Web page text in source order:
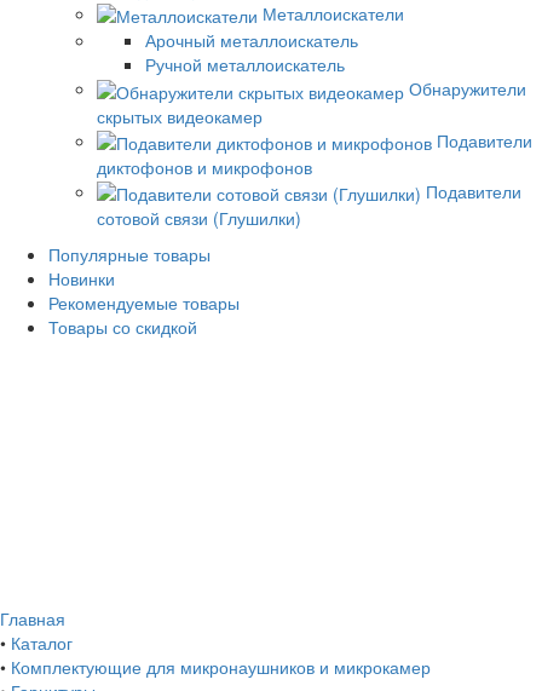
Металлоискатели
Арочный металлоискатель
Ручной металлоискатель
Обнаружители
скрытых видеокамер
Подавители
диктофонов и микрофонов
Подавители
сотовой связи (Глушилки)
Популярные товары
Новинки
Рекомендуемые товары
Товары со скидкой
Главная
• Каталог
• Комплектующие для микронаушников и микрокамер